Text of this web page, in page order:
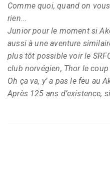
Comme quoi, quand on
rien...
Junior pour le moment si
aussi à une aventure
plus tôt possible voir le
club norvégien, Thor le
Oh ça va, y’ a pas le feu au
Après 125 ans d’existence, si.